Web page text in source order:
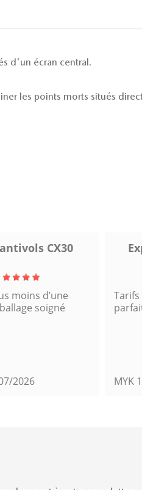
d'un écran central.
les points morts situés
CX30
moins d’une
soigné
2026
Tarifs
MYK